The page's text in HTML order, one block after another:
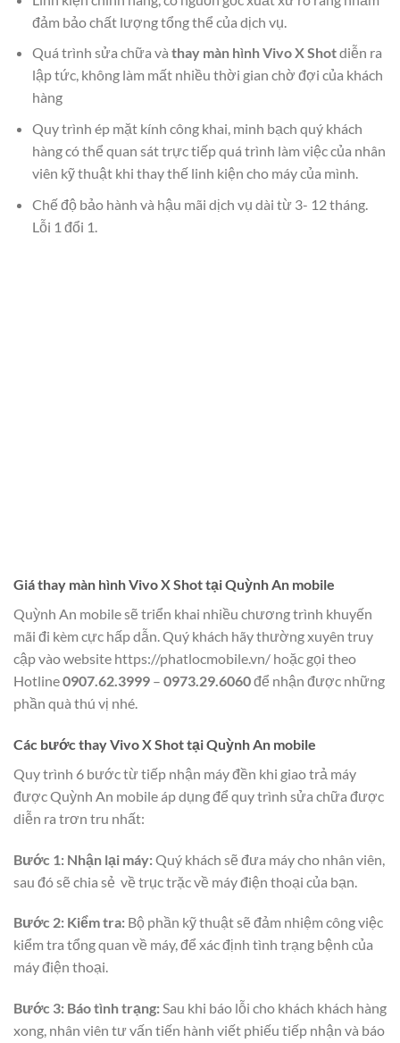
đảm bảo chất lượng tổng thể của dịch vụ.
Quá trình sửa chữa và thay màn hình Vivo X Shotdiễn ra
lập tức, không làm mất nhiều thời gian chờ đợi của khách
hàng
Quy trình ép mặt kính công khai, minh bạch quý khách
hàng có thể quan sát trực tiếp quá trình làm việc của nhân
viên kỹ thuật khi thay thế linh kiện cho máy của mình.
Chế độ bảo hành và hậu mãi dịch vụ dài từ 3- 12 tháng.
Lỗi 1 đổi 1.
Giá thay màn hình Vivo X Shot tại Quỳnh An mobile
Quỳnh An mobile sẽ triển khai nhiều chương trình khuyến
mãi đi kèm cực hấp dẫn. Quý khách hãy thường xuyên truy
cập vào website https://phatlocmobile.vn/ hoặc gọi theo
Hotline0907.62.3999 – 0973.29.6060để nhận được những
phần quà thú vị nhé.
Các bước thay Vivo X Shot tại Quỳnh An mobile
Quy trình 6 bước từ tiếp nhận máy đền khi giao trả máy
được Quỳnh An mobile áp dụng để quy trình sửa chữa được
diễn ra trơn tru nhất:
Bước 1: Nhận lại máy:Quý khách sẽ đưa máy cho nhân viên,
sau đó sẽ chia sẻ về trục trặc về máy điện thoại của bạn.
Bước 2: Kiểm tra: Bộ phần kỹ thuật sẽ đảm nhiệm công việc
kiểm tra tổng quan về máy, để xác định tình trạng bệnh của
máy điện thoại.
Bước 3: Báo tình trạng:Sau khi báo lỗi cho khách khách hàng
xong, nhân viên tư vấn tiến hành viết phiếu tiếp nhận và báo